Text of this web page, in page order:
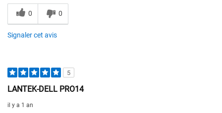
0 0
Signaler cet avis
5
LANTEK-DELL PRO14
il y a 1 an